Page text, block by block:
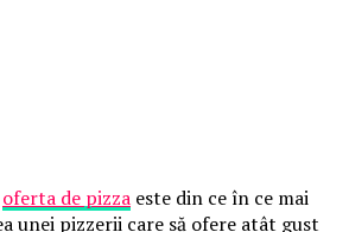
oferta de pizza este din ce în ce mai
unei pizzerii care să ofere atât gust